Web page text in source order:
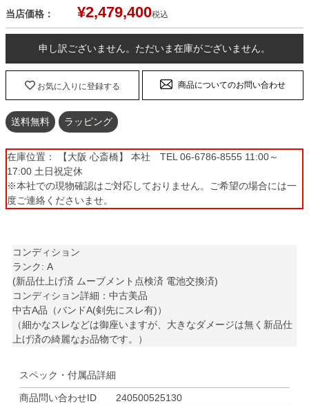
当店価格： ¥2,479,400税込
申し訳ございません。ただいま在庫がございません。
お気に入りに登録する 商品についてのお問い合わせ
送料無料 ラッピング
在庫位置： 【大阪 心斎橋】 本社 TEL 06-6786-8555 11:00～
17:00 土日祝定休
※本社での現物確認はご対応しておりません。ご希望の場合には一
度ご連絡くださいませ。
コンディション
ランク: A
(新品仕上げ済 ムーブメント点検済 電池交換済)
コンディション詳細：中古美品
中古A品（バンドA(剣先にスレ有)）
（細かなスレなどは御座いますが、大きなダメージは無く新品仕
上げ済の綺麗なお品物です。）
スペック・付属品詳細
商品問い合わせID
240500525130